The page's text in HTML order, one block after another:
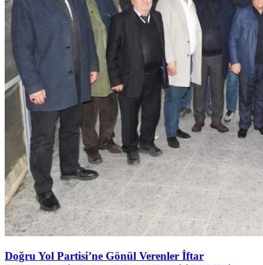
Doğru Yol Partisi’ne Gönül Verenler İftar